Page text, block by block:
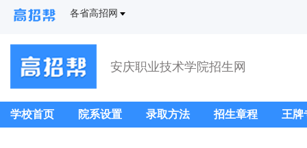
各省高招网
安庆职业技术学院招生网
学校首页 院系设置 录取方法 招生章程 王牌